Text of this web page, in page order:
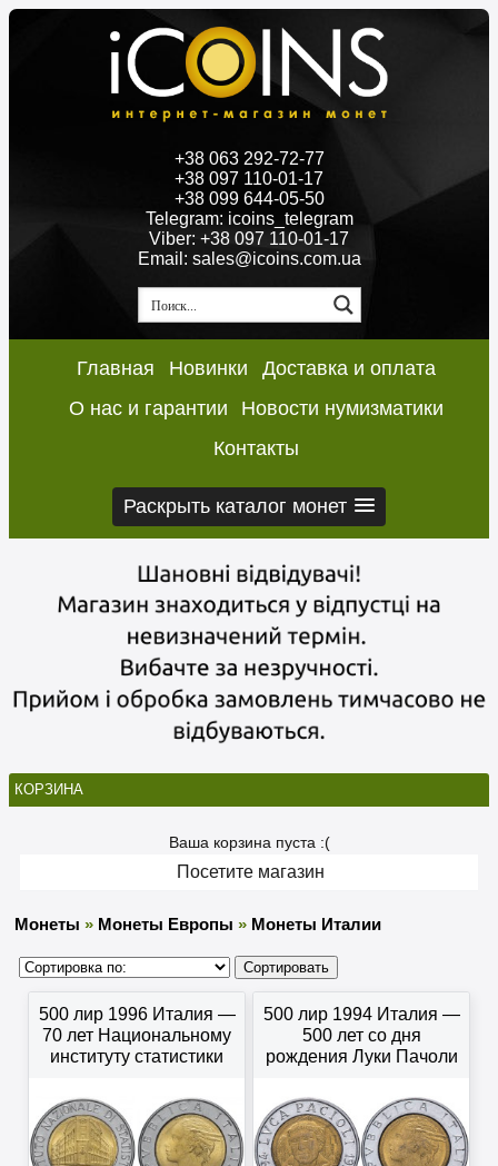
+38 063 292-72-77
+38 097 110-01-17
+38 099 644-05-50
Telegram: icoins_telegram
Viber: +38 097 110-01-17
Email: sales@icoins.com.ua
Главная Новинки
Доставка и оплата
О нас и гарантии
Новости нумизматики
Контакты
Раскрыть каталог монет
КОРЗИНА
Ваша корзина пуста :(
Посетите магазин
Монеты » Монеты Европы » Монеты Италии
500 лир 1996 Италия —
70 лет Национальному
институту статистики
500 лир 1994 Италия —
500 лет со дня
рождения Луки Пачоли